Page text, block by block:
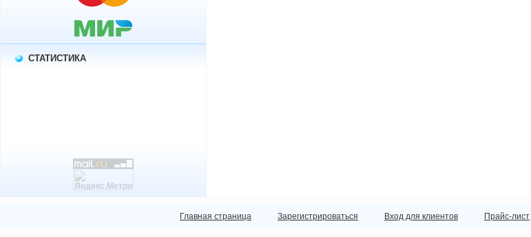
СТАТИСТИКА
Главная страница Зарегистрироваться Вход для клиентов Прайс-лист